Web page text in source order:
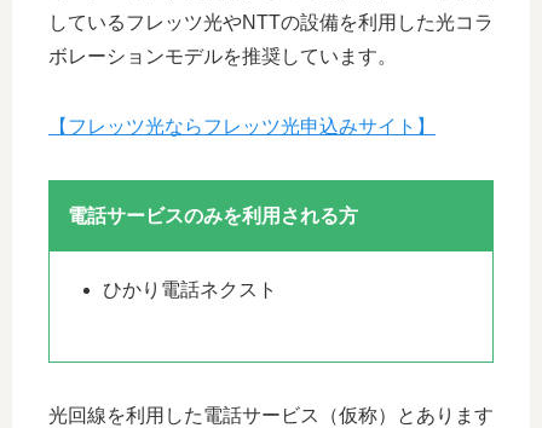
しているフレッツ光やNTTの設備を利用した光コラ
ボレーションモデルを推奨しています。
【フレッツ光ならフレッツ光申込みサイト】
電話サービスのみを利用される方
ひかり電話ネクスト
光回線を利用した電話サービス（仮称）とあります